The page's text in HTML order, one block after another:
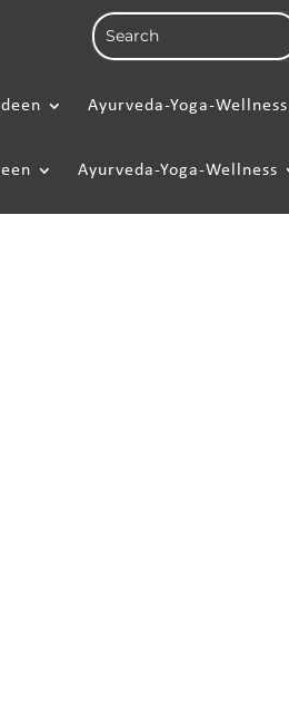
Ayurveda-Yoga-Wellness
Ayurveda-Yoga-Wellness